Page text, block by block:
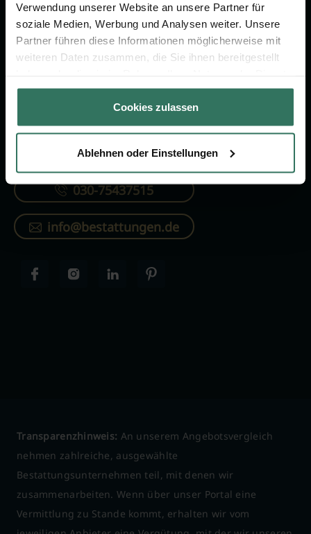
Verwendung unserer Website an unsere Partner für
soziale Medien, Werbung und Analysen weiter. Unsere
Partner führen diese Informationen möglicherweise mit
weiteren Daten zusammen, die Sie ihnen bereitgestellt
gesammelt haben.
Cookies zulassen
Ablehnen oder Einstellungen
FÜR SIE
Vergleich
Verzeichnis
FÜR BESTATTER
Online-Portal
KONTAKTIEREN SIE UNS
030-75437515
info@bestattungen.de
Transparenzhinweis: An unserem Angebotsvergleich
nehmen zahlreiche, ausgewählte
Bestattungsunternehmen teil, mit denen wir
zusammenarbeiten. Wenn über unser Portal eine
Vermittlung zu Stande kommt, erhalten wir vom